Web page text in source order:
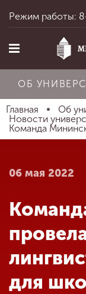
Режим работы:
ОБ
Главная
Об
Новости
Команда
06 мая 2022
для